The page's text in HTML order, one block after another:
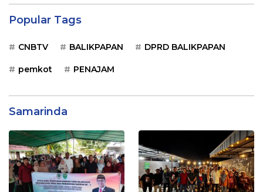
Popular Tags
CNBTV BALIKPAPAN DPRD BALIKPAPAN
pemkot PENAJAM
Samarinda